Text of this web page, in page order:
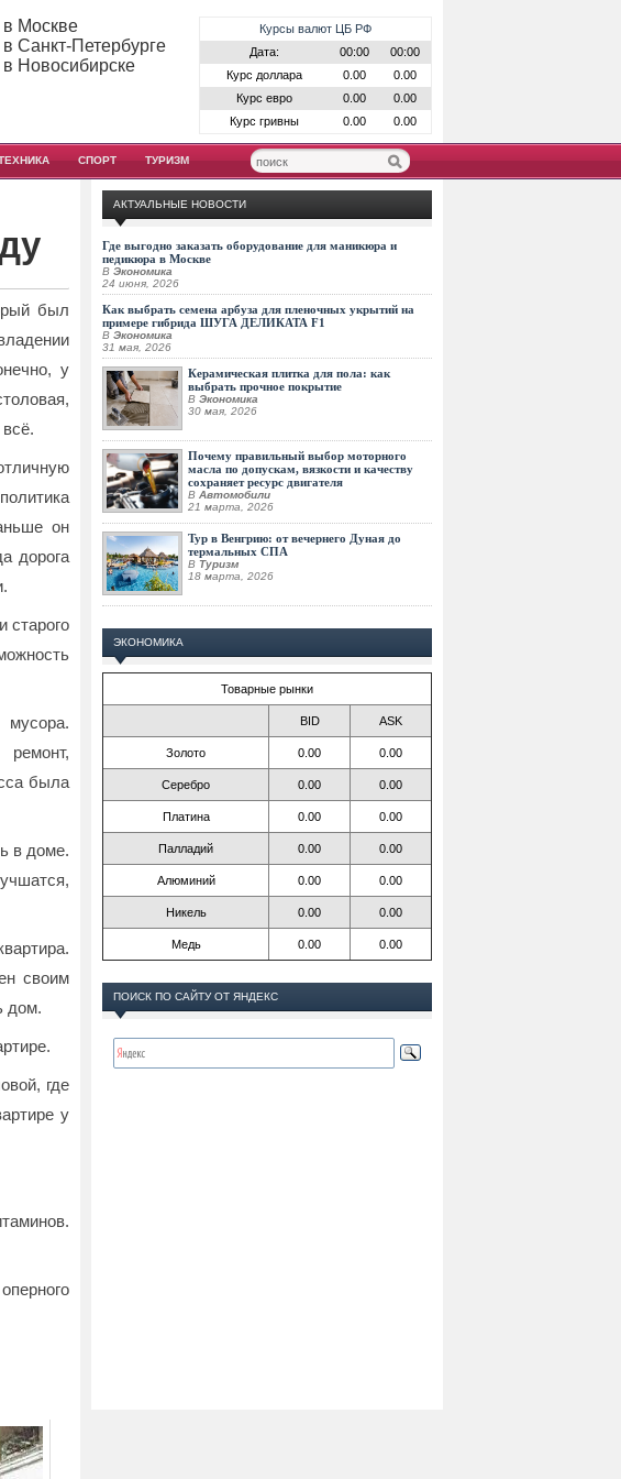
Курсы валют ЦБ РФ
Дата:
00:00
00:00
Курс доллара
0.00
0.00
Курс евро
0.00
0.00
Курс гривны
0.00 0.00
в Москве
Санкт-Петербурге
в Новосибирске
СПОРТ ТУРИЗМ
был
у
он
дорога
старого
была
в доме.
своим
дом.
где
у
АКТУАЛЬНЫЕ НОВОСТИ
Где выгодно заказать оборудование для маникюра и
педикюра в Москве
В Экономика
24 июня, 2026
Как выбрать семена арбуза для пленочных укрытий на
примере гибрида ШУГА ДЕЛИКАТА F1
В Экономика
31 мая, 2026
Керамическая плитка для пола: как
выбрать прочное покрытие
В Экономика
30 мая, 2026
Почему правильный выбор моторного
масла по допускам, вязкости и качеству
сохраняет ресурс двигателя
В Автомобили
21 марта, 2026
Тур в Венгрию: от вечернего Дуная до
термальных СПА
В Туризм
18 марта, 2026
ЭКОНОМИКА
Товарные рынки
BID ASK
Золото 0.00 0.00
Серебро 0.00 0.00
Платина 0.00 0.00
Палладий 0.00 0.00
Алюминий 0.00 0.00
Никель 0.00 0.00
Медь 0.00 0.00
ПОИСК ПО САЙТУ ОТ ЯНДЕКС